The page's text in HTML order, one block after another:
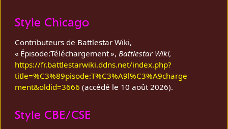
Style Chicago
Contributeurs de Battlestar Wiki,
« Épisode:Téléchargement », Battlestar Wiki,
https://fr.battlestarwiki.ddns.net/index.php?
title=%C3%89pisode:T%C3%A9l%C3%A9charge
ment&oldid=3666 (accédé le 10 août 2026).
Style CBE/CSE